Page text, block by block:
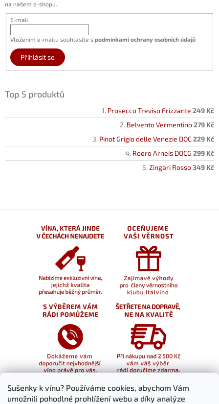
Sušenky k vínu? Používáme cookies, abychom Vám
umožnili pohodlné prohlížení webu a díky analýze
na našem e-shopu.
E-mail
Vložením e-mailu souhlasíte s podmínkami ochrany osobních údajů
Přihlásit se
Top 5 produktů
Prosecco Treviso Frizzante 249 Kč
Belvento Vermentino279 Kč
Pinot Grigio delle Venezie DOC229 Kč
Roero Arneis DOCG 299 Kč
Zingari Rosso349 Kč